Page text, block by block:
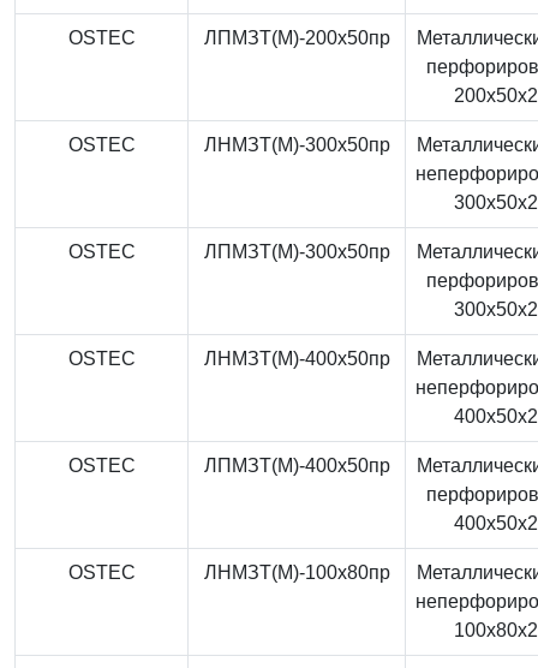
OSTEC ЛПМЗТ(М)-200x50пр
OSTEC ЛНМЗТ(М)-300x50пр
OSTEC ЛПМЗТ(М)-300x50пр
OSTEC ЛНМЗТ(М)-400x50пр
OSTEC ЛПМЗТ(М)-400x50пр
OSTEC ЛНМЗТ(М)-100x80пр